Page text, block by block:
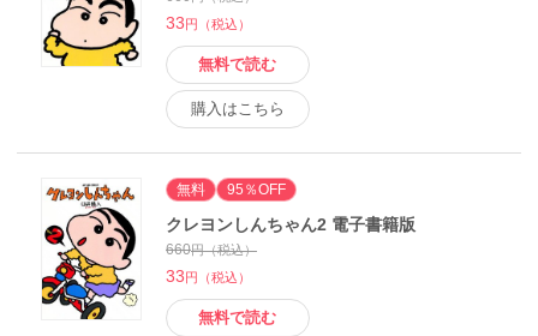
33 円（税込）
無料で読む
購入はこちら
無料 95％OFF
クレヨンしんちゃん2 電子書籍版
660円（税込）
33 円（税込）
無料で読む